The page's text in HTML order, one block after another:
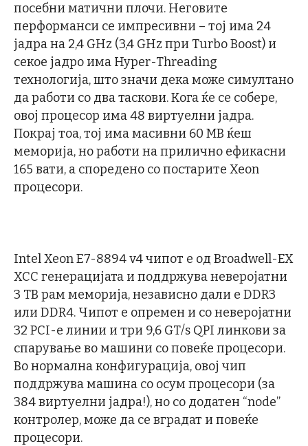
посебни матични плочи. Неговите
перформанси се импресивни – тој има 24
јадра на 2,4 GHz (3,4 GHz при Turbo Boost) и
секое јадро има Hyper-Threading
технологија, што значи дека може симултано
да работи со два таскови. Кога ќе се собере,
овој процесор има 48 виртуелни јадра.
Покрај тоа, тој има масивни 60 MB ќеш
меморија, но работи на прилично ефикасни
165 вати, а споредено со постарите Xeon
процесори.
Intel Xeon E7-8894 v4 чипот е од Broadwell-EX
XCC генерацијата и поддржува неверојатни
3 TB рам меморија, независно дали е DDR3
или DDR4. Чипот е опремен и со неверојатни
32 PCI-e линии и три 9,6 GT/s QPI линкови за
спарување во машини со повеќе процесори.
Во нормална конфигурација, овој чип
поддржува машина со осум процесори (за
384 виртуелни јадра!), но со додатен “node”
контролер, може да се вградат и повеќе
процесори.